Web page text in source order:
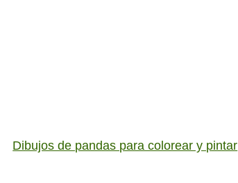
Dibujos de pandas para colorear y pintar